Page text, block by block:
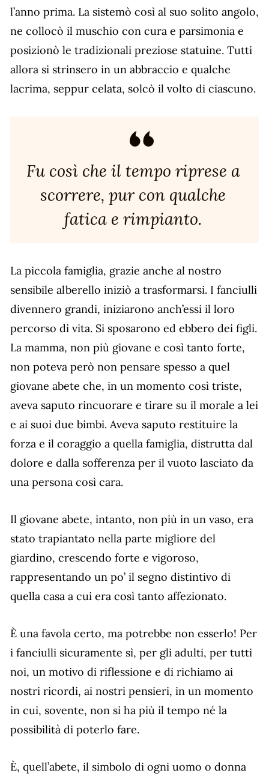
l’anno prima. La sistemò così al suo solito angolo,
ne collocò il muschio con cura e parsimonia e
posizionò le tradizionali preziose statuine. Tutti
allora si strinsero in un abbraccio e qualche
lacrima, seppur celata, solcò il volto di ciascuno.
Fu così che il tempo riprese a
scorrere, pur con qualche
fatica e rimpianto.
La piccola famiglia, grazie anche al nostro
sensibile alberello iniziò a trasformarsi. I fanciulli
divennero grandi, iniziarono anch’essi il loro
percorso di vita. Si sposarono ed ebbero dei figli.
La mamma, non più giovane e così tanto forte,
non poteva però non pensare spesso a quel
giovane abete che, in un momento così triste,
aveva saputo rincuorare e tirare su il morale a lei
e ai suoi due bimbi. Aveva saputo restituire la
forza e il coraggio a quella famiglia, distrutta dal
dolore e dalla sofferenza per il vuoto lasciato da
una persona così cara.
Il giovane abete, intanto, non più in un vaso, era
stato trapiantato nella parte migliore del
giardino, crescendo forte e vigoroso,
rappresentando un po’ il segno distintivo di
quella casa a cui era così tanto affezionato.
È una favola certo, ma potrebbe non esserlo! Per
i fanciulli sicuramente sì, per gli adulti, per tutti
noi, un motivo di riflessione e di richiamo ai
nostri ricordi, ai nostri pensieri, in un momento
in cui, sovente, non si ha più il tempo né la
possibilità di poterlo fare.
È, quell’abete, il simbolo di ogni uomo o donna